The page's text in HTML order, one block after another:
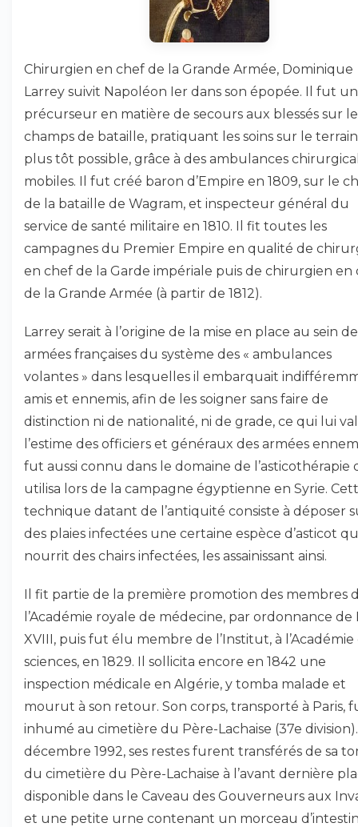
Chirurgien en chef de la Grande Armée, Dominique
Larrey suivit Napoléon Ier dans son épopée. Il fut un
précurseur en matière de secours aux blessés sur
champs de bataille, pratiquant les soins sur le
plus tôt possible, grâce à des ambulances
mobiles. Il fut créé baron d’Empire en 1809, sur le
de la bataille de Wagram, et inspecteur général du
service de santé militaire en 1810. Il fit toutes les
campagnes du Premier Empire en qualité de
en chef de la Garde impériale puis de chirurgien en
de la Grande Armée (à partir de 1812).
Larrey serait à l’origine de la mise en place au sein
armées françaises du système des « ambulances
volantes » dans lesquelles il embarquait
amis et ennemis, afin de les soigner sans faire de
distinction ni de nationalité, ni de grade, ce qui lui
l’estime des officiers et généraux des armées
fut aussi connu dans le domaine de l’asticothérapie
utilisa lors de la campagne égyptienne en Syrie.
technique datant de l’antiquité consiste à déposer
des plaies infectées une certaine espèce d’asticot
nourrit des chairs infectées, les assainissant ainsi.
Il fit partie de la première promotion des membres
l’Académie royale de médecine, par ordonnance de
XVIII, puis fut élu membre de l’Institut, à l’Académie
sciences, en 1829. Il sollicita encore en 1842 une
inspection médicale en Algérie, y tomba malade et
mourut à son retour. Son corps, transporté à Paris,
inhumé au cimetière du Père-Lachaise (37e division).
décembre 1992, ses restes furent transférés de sa
du cimetière du Père-Lachaise à l’avant dernière
disponible dans le Caveau des Gouverneurs aux
et une petite urne contenant un morceau